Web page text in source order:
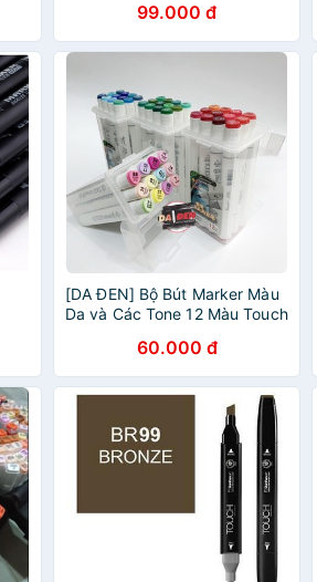
99.000 đ
[DA ĐEN] Bộ Bút Marker Màu
Da và Các Tone 12 Màu Touch
60.000 đ